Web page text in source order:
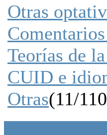
Otras
Teorías de
CUID e
Otras(11/